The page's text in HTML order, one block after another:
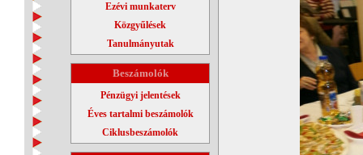
Ezévi munkaterv
Közgyűlések
Tanulmányutak
Beszámolók
Pénzügyi jelentések
Éves tartalmi beszámolók
Ciklusbeszámolók